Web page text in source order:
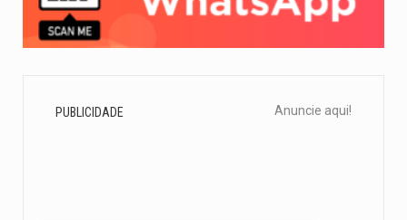
PUBLICIDADE Anuncie aqui!